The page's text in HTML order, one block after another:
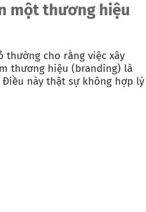
một thương hiệu
thường cho rằng việc xây
thương hiệu (branding) là
này thật sự không hợp lý